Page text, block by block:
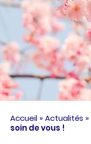
Accueil »Actualités »
soin de vous !